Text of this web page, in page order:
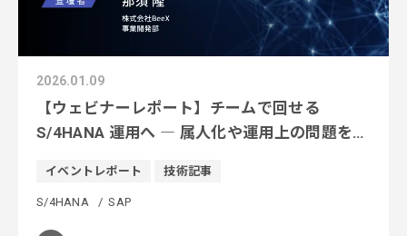
2026.01.09
【ウェビナーレポート】チームで回せる
S/4HANA 運用へ ― 属人化や運用上の問題を解
イベントレポート 技術記事
S/4HANA SAP